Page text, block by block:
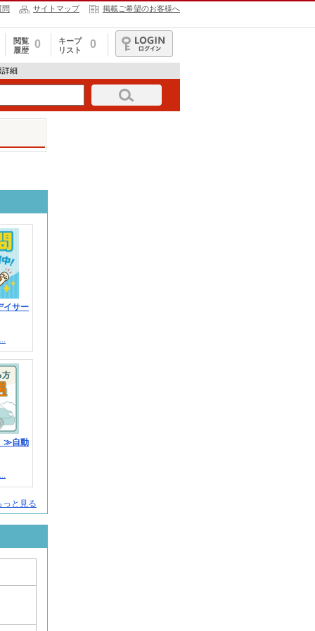
問 サイトマップ 掲載ご希望のお客様へ
閲覧
履歴
0
キープ
リスト
0
ログイン
詳細
イサー
≫自動
と見る